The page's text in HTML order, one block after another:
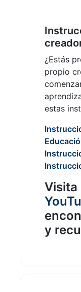
¿Estás
propio
estas
Visita
y